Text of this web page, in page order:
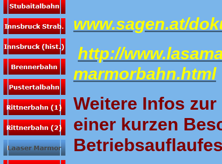
www.sagen.at/
http://
marmorbahn.html
Weitere Infos
einer kurzen